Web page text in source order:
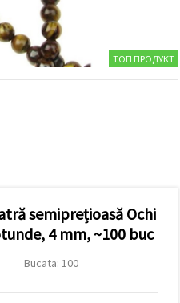
ТОП ПРОДУКТ
semiprețioasă Ochi
4 mm, ~100 buc
Bucata: 100